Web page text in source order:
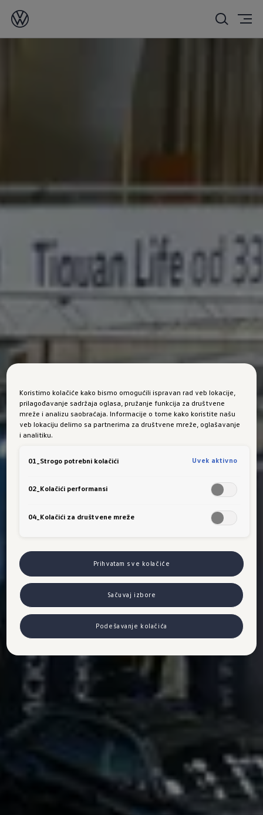
Koristimo kolačiće kako bismo omogućili ispravan rad veb lokacije,
prilagođavanje sadržaja oglasa, pružanje funkcija za društvene
mreže i analizu saobraćaja. Informacije o tome kako koristite našu
veb lokaciju delimo sa partnerima za društvene mreže, oglašavanje
i analitiku.
01_Strogo potrebni kolačići Uvek aktivno
02_Kolačići performansi
04_Kolačići za društvene mreže
Prihvatam sve kolačiće
Sačuvaj izbore
Podešavanje kolačića